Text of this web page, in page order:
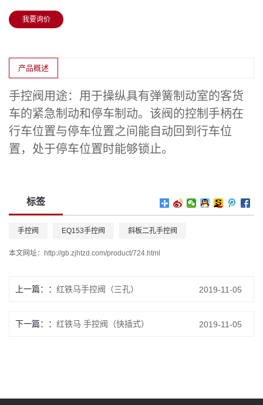
我要询价
产品概述
手控阀 用途：用于操纵具有弹簧制动室的客货
车的紧急制动和停车制动。该阀的控制手柄在
行车位置与停车位置之间能自动回到行车位
置，处于停车位置时能够锁止。
标签
手控阀 EQ153手控阀 斜板二孔手控阀
本文网址： http://gb.zjhtzd.com/product/724.html
上一篇： 红铁马手控阀（三孔） 2019-11-05
下一篇： 红铁马 手控阀（快插式） 2019-11-05